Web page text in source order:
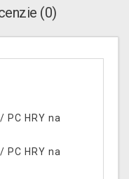
(0)
/ PC HRY na
/ PC HRY na